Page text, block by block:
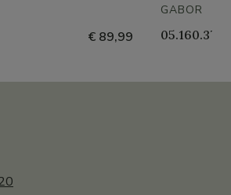
€ 89,99
GABOR
05.160.37